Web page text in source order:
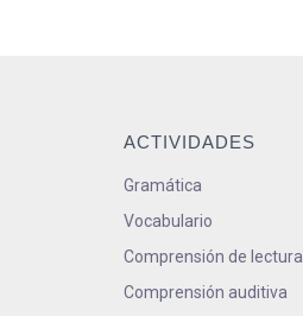
ACTIVIDADES
Gramática
Vocabulario
Comprensión de lectura
Comprensión auditiva